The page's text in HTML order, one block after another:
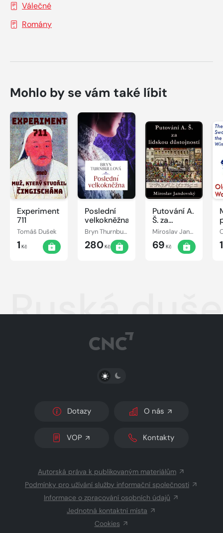
Válečné
Romány
Mohlo by se vám také líbit
Experiment
711
Tomáš Dušek
1 Kč
Poslední
velkokněžna
Bryn Thurnbullová
280Kč
Putování A.
Š. za
lidskou
důstojností
Miroslav Jandovský
69 Kč
Ruská
PŘEPNOUT SVĚTLÝ/TMAVÝ REŽIM
Dotazy O nás
VOP Kontakty
Autorská práva k publikovaným materiálům
Podmínky pro užívání služby informační společnosti
Informace o zpracování osobních údajů
Jednotná kontaktní místa
Cookies